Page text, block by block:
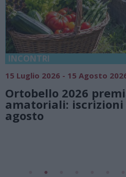
18 Luglio 2026 - 15
Vivi l’estate a
natura e
Lago di Lugano